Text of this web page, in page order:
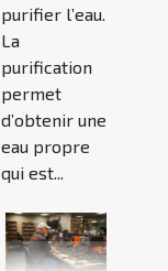
purifier l’eau.
La
purification
permet
d’obtenir une
eau propre
qui est...